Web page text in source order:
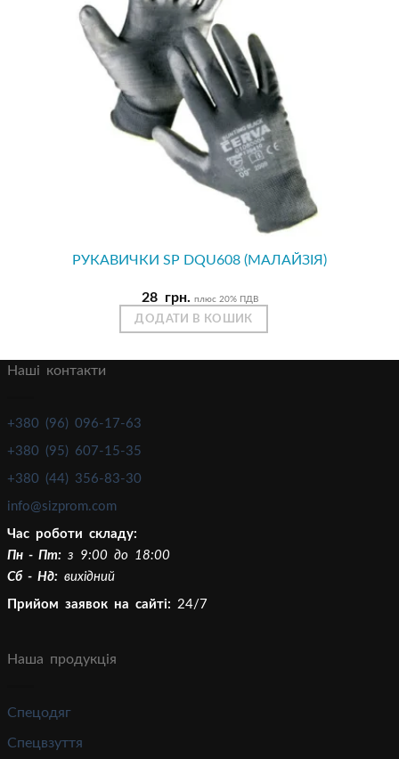
РУКАВИЧКИ SP DQU608 (МАЛАЙЗІЯ)
28 грн. плюс 20% ПДВ
ДОДАТИ В КОШИК
Наші контакти
+380 (96) 096-17-63
+380 (95) 607-15-35
+380 (44) 356-83-30
info@sizprom.com
Час роботи складу:
Пн - Пт: з 9:00 до 18:00
Сб - Нд: вихідний
Прийом заявок на сайті: 24/7
Наша продукція
Спецодяг
Спецвзуття